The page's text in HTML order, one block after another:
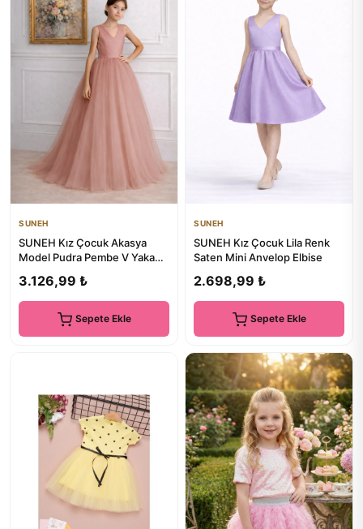
SUNEH
SUNEH Kız Çocuk Akasya
Model Pudra Pembe V Yaka
Me...
3.126,99 ₺
Sepete Ekle
SUNEH
SUNEH Kız Çocuk Lila Renk
Saten Mini Anvelop Elbise
2.698,99 ₺
Sepete Ekle